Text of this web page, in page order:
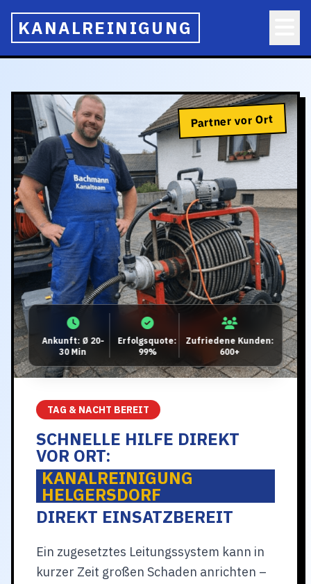
KANALREINIGUNG
Partner vor Ort
Ankunft: Ø 20-
30 Min
Erfolgsquote:
99%
Zufriedene Kunden:
600+
TAG & NACHT BEREIT
SCHNELLE HILFE DIREKT
VOR ORT:
KANALREINIGUNG
HELGERSDORF
DIREKT EINSATZBEREIT
Ein zugesetztes Leitungssystem kann in
kurzer Zeit großen Schaden anrichten –